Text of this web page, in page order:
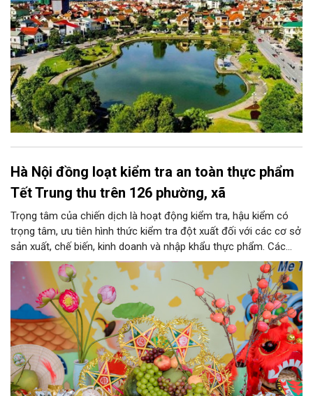
Hà Nội đồng loạt kiểm tra an toàn thực phẩm
Tết Trung thu trên 126 phường, xã
Trọng tâm của chiến dịch là hoạt động kiểm tra, hậu kiểm có
trọng tâm, ưu tiên hình thức kiểm tra đột xuất đối với các cơ sở
sản xuất, chế biến, kinh doanh và nhập khẩu thực phẩm. Các
nhóm mặt hàng tiêu thụ mạnh như bánh Trung thu, bánh mứt
kẹo, rượu, bia, nước giải khát, phụ gia thực phẩm...